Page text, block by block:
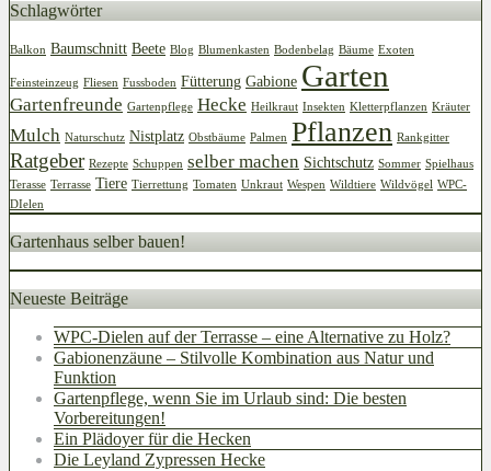
Schlagwörter
Balkon Baumschnitt Beete Blog Blumenkasten Bodenbelag Bäume Exoten
Feinsteinzeug Fliesen Fussboden Fütterung Gabione Garten
Gartenfreunde Gartenpflege Hecke Heilkraut Insekten Kletterpflanzen Kräuter
Mulch Naturschutz Nistplatz Obstbäume Palmen Pflanzen Rankgitter
Ratgeber Rezepte Schuppen selber machen Sichtschutz Sommer Spielhaus
Terasse Terrasse Tiere Tierrettung Tomaten Unkraut Wespen Wildtiere Wildvögel WPC-
DIelen
Gartenhaus selber bauen!
Neueste Beiträge
WPC-Dielen auf der Terrasse – eine Alternative zu Holz?
Gabionenzäune – Stilvolle Kombination aus Natur und
Funktion
Gartenpflege, wenn Sie im Urlaub sind: Die besten
Vorbereitungen!
Ein Plädoyer für die Hecken
Die Leyland Zypressen Hecke